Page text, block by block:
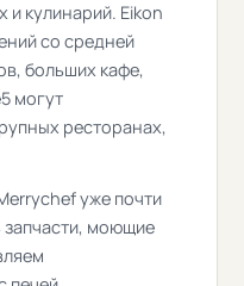
и кулинарий. Eikon
со средней
больших кафе,
могут
ресторанах,
уже почти
запчасти, моющие